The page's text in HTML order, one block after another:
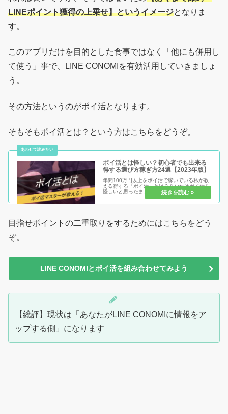
LINEポイント獲得の上乗せ】というイメージとなりま
す。
このアプリだけを目的とした食事ではなく「他にも併用し
て使う」事で、LINE CONOMIを有効活用していきましょ
う。
その方法というのがポイ活となります。
そもそもポイ活とは？という方はこちらをどうぞ。
ポイ活とは怪しい？初心者でも出来る
得する選び方稼ぎ方24選【2023年版】
年間100万円以上をポイ活で稼いでいる私が教
える得する「ポイ活」とは？あなたはポイ活を
怪しいと思ったままで損する人？それともポイ
活を安心安全に始めて得する人？ポイ活のメリ
ット・デメリットを知り、初心者だからこそ得
目指せポイントの二重取りをするためにはこちらをどう
ぞ。
LINE CONOMIとポイ活を組み合わせてみよう
【総評】現状は「あなたがLINE CONOMIに情報をア
ップする側」になります